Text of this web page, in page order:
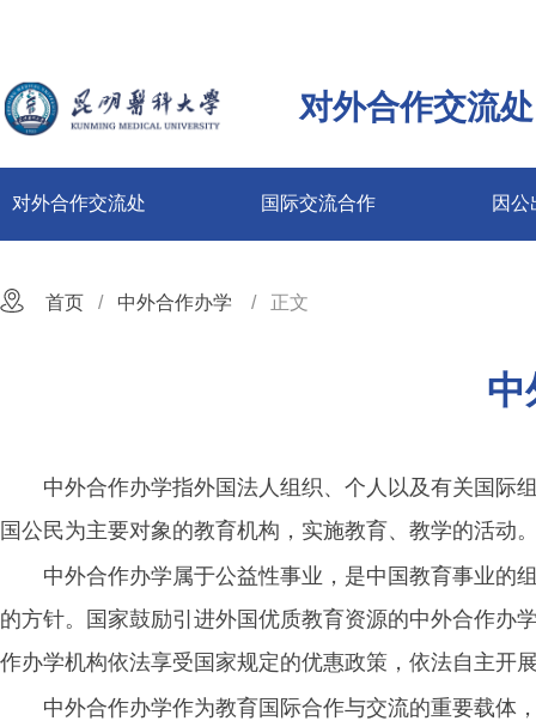
对外合作交流处
对外合作交流处 国际交流合作 因公
首页 中外合作办学 正文
中
中外合作办学指外国法人组织、个人以及有关国际
国公民为主要对象的教育机构，实施教育、教学的活动
中外合作办学属于公益性事业，是中国教育事业的
的方针。国家鼓励引进外国优质教育资源的中外合作办
作办学机构依法享受国家规定的优惠政策，依法自主开
中外合作办学作为教育国际合作与交流的重要载体